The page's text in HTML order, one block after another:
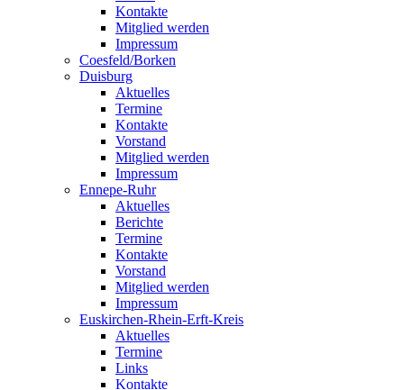
Kontakte
Mitglied werden
Impressum
Coesfeld/Borken
Duisburg
Aktuelles
Termine
Kontakte
Vorstand
Mitglied werden
Impressum
Ennepe-Ruhr
Aktuelles
Berichte
Termine
Kontakte
Vorstand
Mitglied werden
Impressum
Euskirchen-Rhein-Erft-Kreis
Aktuelles
Termine
Links
Kontakte